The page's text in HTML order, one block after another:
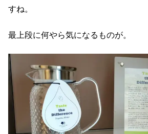
すね。
最上段に何やら気になるものが。